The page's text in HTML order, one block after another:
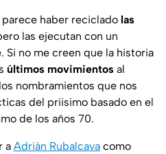
haber reciclado las
las ejecutan con un
no me creen que la historia
últimos movimientos al
nombramientos que nos
del priisimo basado en el
de los años 70.
a Adrián Rubalcava como